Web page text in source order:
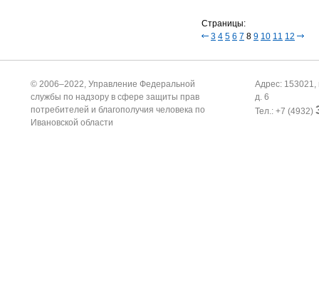
Страницы:
3 4 5 6 7 8 9 10 11 12
© 2006–2022, Управление Федеральной
службы по надзору в сфере защиты прав
потребителей и благополучия человека по
Ивановской области
Адрес: 153021,
д. 6
Тел.: +7 (4932)